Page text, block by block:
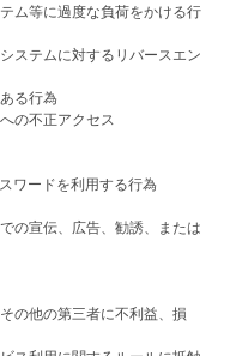
ム等に過度な負荷をかける行
ステムに対するリバースエン
る行為
の不正アクセス
ワードを利用する行為
の宣伝、広告、勧誘、または
の他の第三者に不利益、損